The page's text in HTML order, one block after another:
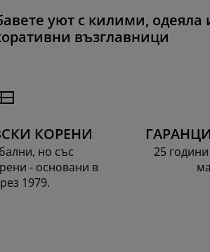
уют с килими, одеяла
възглавници
КОРЕНИ
но със
- основани в
1979.
25